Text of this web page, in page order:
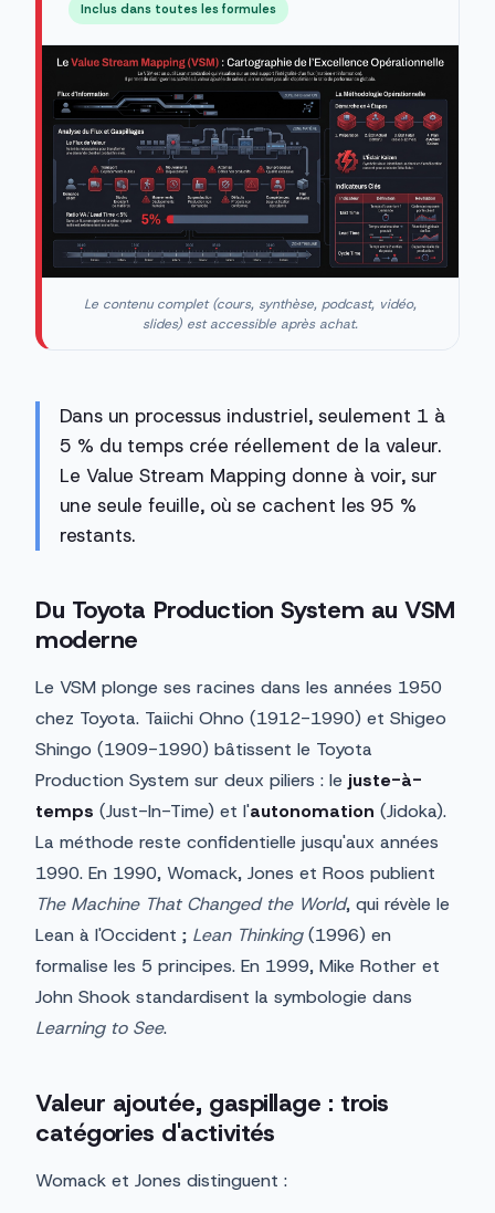
Inclus dans toutes les formules
Le contenu complet (cours, synthèse, podcast, vidéo,
slides) est accessible après achat.
Dans un processus industriel, seulement 1 à
5 % du temps crée réellement de la valeur.
Le Value Stream Mapping donne à voir, sur
une seule feuille, où se cachent les 95 %
restants.
Du Toyota Production System au VSM
moderne
Le VSM plonge ses racines dans les années 1950
chez Toyota. Taiichi Ohno (1912-1990) et Shigeo
Shingo (1909-1990) bâtissent le Toyota
Production System sur deux piliers : le juste-à-
temps (Just-In-Time) et l'autonomation (Jidoka).
La méthode reste confidentielle jusqu'aux années
1990. En 1990, Womack, Jones et Roos publient
The Machine That Changed the World, qui révèle le
Lean à l'Occident ; Lean Thinking(1996) en
formalise les 5 principes. En 1999, Mike Rother et
John Shook standardisent la symbologie dans
Learning to See.
Valeur ajoutée, gaspillage : trois
catégories d'activités
Womack et Jones distinguent :